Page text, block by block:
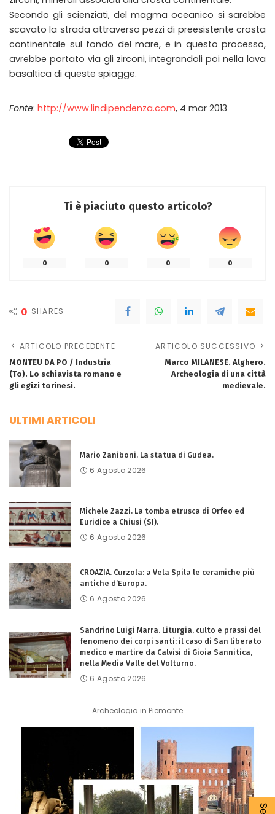
Secondo gli scienziati, del magma oceanico si sarebbe
scavato la strada attraverso pezzi di preesistente crosta
continentale sul fondo del mare, e in questo processo,
avrebbe portato via gli zirconi, integrandoli poi nella lava
basaltica di queste spiagge.
Fonte: http://www.lindipendenza.com, 4 mar 2013
Ti è piaciuto questo articolo?
0 0 0 0
0 SHARES
ARTICOLO PRECEDENTE
MONTEU DA PO / Industria
(To). Lo schiavista romano e
gli egizi torinesi.
ARTICOLO SUCCESSIVO
Marco MILANESE. Alghero.
Archeologia di una città
medievale.
ULTIMI ARTICOLI
Mario Zaniboni. La statua di Gudea.
6 Agosto 2026
Michele Zazzi. La tomba etrusca di Orfeo ed
Euridice a Chiusi (SI).
6 Agosto 2026
CROAZIA. Curzola: a Vela Spila le ceramiche più
antiche d’Europa.
6 Agosto 2026
Sandrino Luigi Marra. Liturgia, culto e prassi del
fenomeno dei corpi santi: il caso di San liberato
medico e martire da Calvisi di Gioia Sannitica,
nella Media Valle del Volturno.
6 Agosto 2026
Archeologia in Piemonte